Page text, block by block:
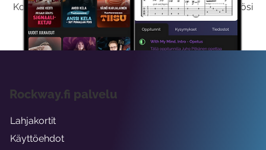
Kokeilemalla ilmaiseksi saat koko sisältömme käyttöösi
viikon ajaksi.
Rockway.fi palvelu
Lahjakortit
Käyttöehdot